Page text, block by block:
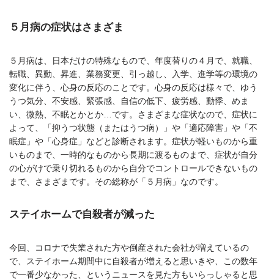
５月病の症状はさまざま
５月病は、日本だけの特殊なもので、年度替りの４月で、就職、
転職、異動、昇進、業務変更、引っ越し、入学、進学等の環境の
変化に伴う、心身の反応のことです。心身の反応は様々で、ゆう
うつ気分、不安感、緊張感、自信の低下、疲労感、動悸、めま
い、微熱、不眠とかとか…です。さまざまな症状なので、症状に
よって、「抑うつ状態（またはうつ病）」や「適応障害」や「不
眠症」や「心身症」などと診断されます。症状が軽いものから重
いものまで、一時的なものから長期に渡るものまで、症状が自分
の心がけで乗り切れるものから自分でコントロールできないもの
まで、さまざまです。その総称が「５月病」なのです。
ステイホームで自殺者が減った
今回、コロナで失業された方や倒産された会社が増えているの
で、ステイホーム期間中に自殺者が増えると思いきや、この数年
で一番少なかった、というニュースを見た方もいらっしゃると思